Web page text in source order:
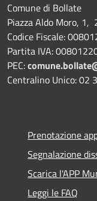
Comune di Bollate
Piazza Aldo Moro, 1,
Codice Fiscale:
Partita IVA:
PEC:
Centralino Unico: 02
Prenotazione
Segnalazione
Scarica l'APP
Leggi le FAQ